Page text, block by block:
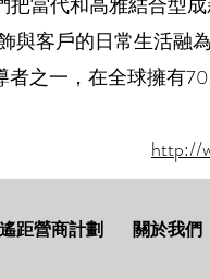
與客戶的日常生活融
者之一，在全球擁有
http://
距營商計劃 關於我們